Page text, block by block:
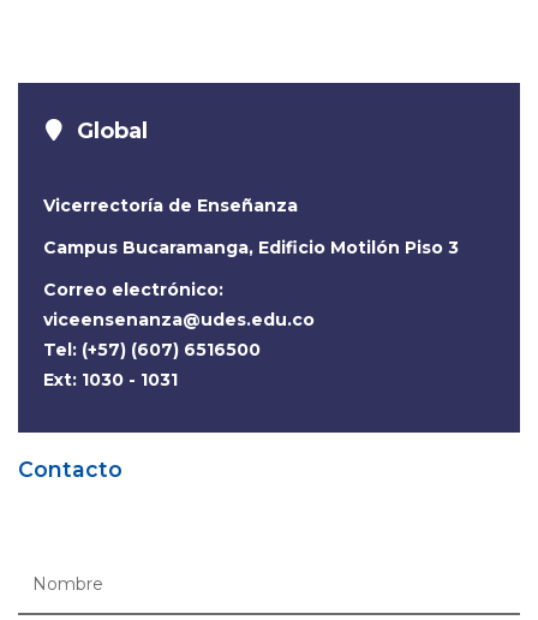
Global
Vicerrectoría de Enseñanza
Campus Bucaramanga, Edificio Motilón Piso 3
Correo electrónico:
viceensenanza@udes.edu.co
Tel: (+57) (607) 6516500
Ext: 1030 - 1031
Contacto